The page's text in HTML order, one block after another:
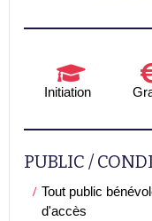
Initiation
PUBLIC /
Tout public
d'accès